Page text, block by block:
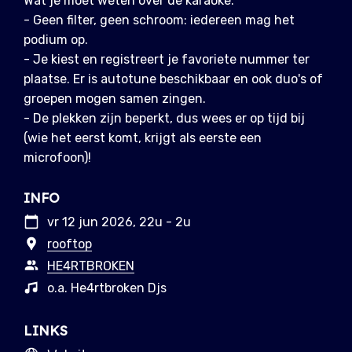
- Geen filter, geen schroom: iedereen mag het
podium op.
- Je kiest en registreert je favoriete nummer ter
plaatse. Er is autotune beschikbaar en ook duo's of
groepen mogen samen zingen.
- De plekken zijn beperkt, dus wees er op tijd bij
(wie het eerst komt, krijgt als eerste een
microfoon)!
INFO
vr 12 jun 2026, 22u - 2u
rooftop
HE4RTBROKEN
o.a. He4rtbroken Djs
LINKS